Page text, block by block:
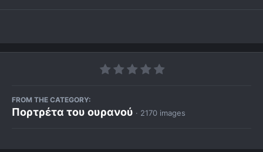
FROM THE CATEGORY:
Πορτρέτα του ουρανού · 2170 images